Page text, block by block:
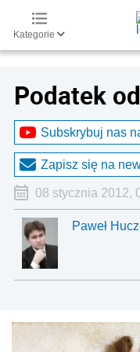
Kategorie
Podatek
Subskrybuj nas
Zapisz się na
08 stycznia 2012,
Paweł